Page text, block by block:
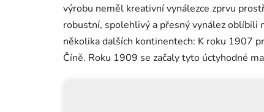
výrobu neměl kreativní vynálezce zprvu
robustní, spolehlivý a přesný vynález oblíbili
několika dalších kontinentech: K roku 1907
Číně. Roku 1909 se začaly tyto úctyhodné